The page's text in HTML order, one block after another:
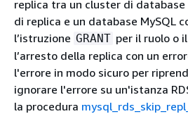
replica tra un cluster di database
di replica e un database MySQL
l’istruzione GRANT per il ruolo o
l’arresto della replica con un
l'errore in modo sicuro per
ignorare l'errore su un'istanza
la procedura